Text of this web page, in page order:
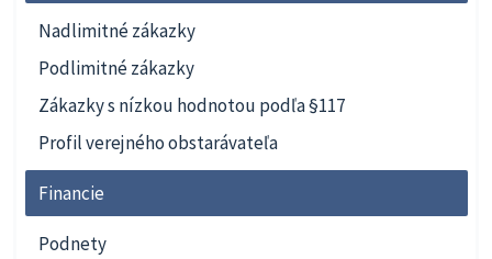
Nadlimitné zákazky
Podlimitné zákazky
Zákazky s nízkou hodnotou podľa §117
Profil verejného obstarávateľa
Financie
Podnety